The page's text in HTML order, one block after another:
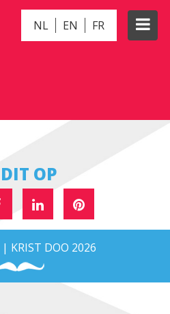
NL EN FR
OP
| KRIST DOO 2026